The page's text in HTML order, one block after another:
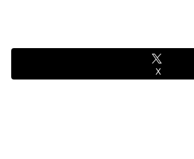
X